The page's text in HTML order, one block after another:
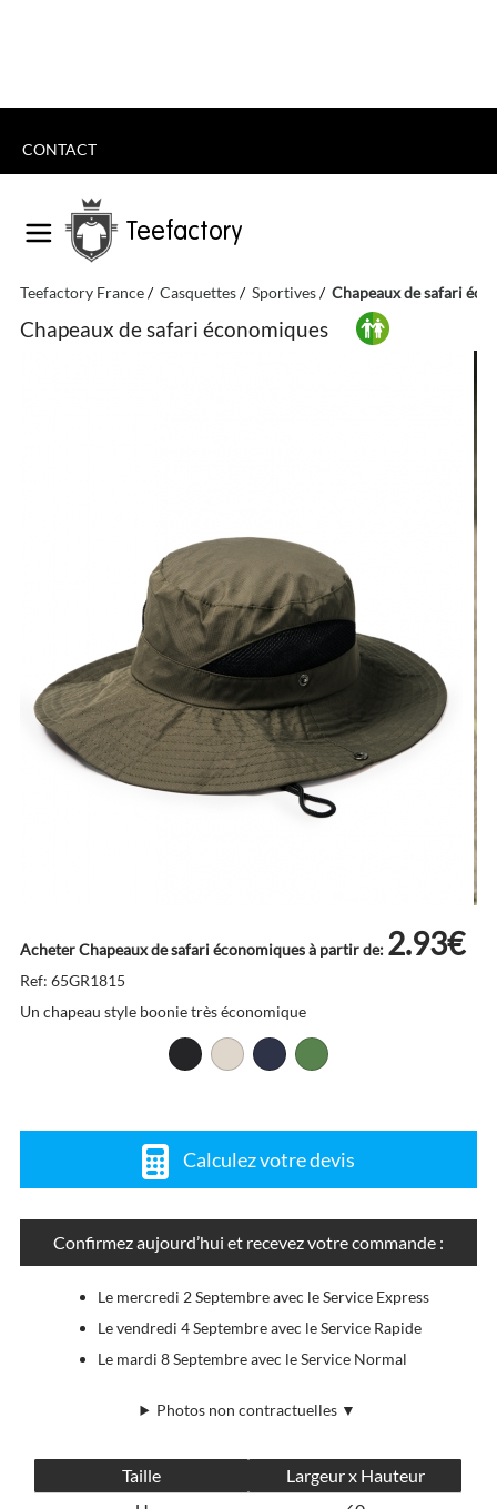
CONTACT
Teefactory
Teefactory France Casquettes Sportives Chapeaux de safari
Chapeaux de safari économiques
Acheter Chapeaux de safari économiques à partir de: 2.93€
Ref: 65GR1815
Un chapeau style boonie très économique
Calculez votre devis
Confirmez aujourd’hui et recevez votre commande :
Le mercredi 2 Septembre avec le Service Express
Le vendredi 4 Septembre avec le Service Rapide
Le mardi 8 Septembre avec le Service Normal
Photos non contractuelles ▼
Taille
Largeur x Hauteur